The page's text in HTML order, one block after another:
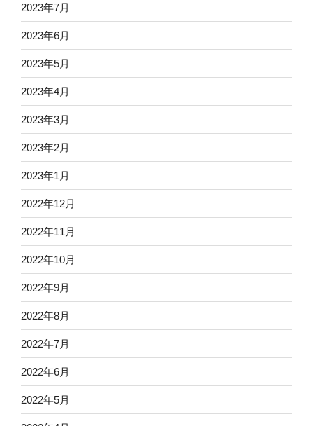
2023年7月
2023年6月
2023年5月
2023年4月
2023年3月
2023年2月
2023年1月
2022年12月
2022年11月
2022年10月
2022年9月
2022年8月
2022年7月
2022年6月
2022年5月